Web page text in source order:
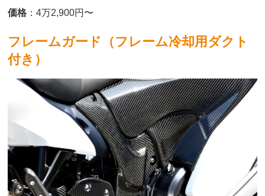
価格 ：4万2,900円〜
フレームガード（フレーム冷却用ダクト
付き）